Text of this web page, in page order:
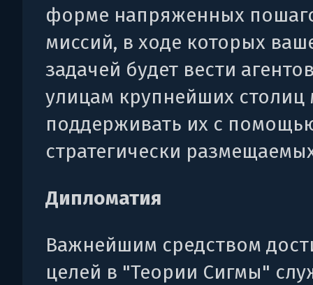
форме напряженных
миссий, в ходе которых
задачей будет вести
улицам крупнейших столиц
поддерживать их с
стратегически
Дипломатия
Важнейшим средством
целей в "Теории Сигмы"